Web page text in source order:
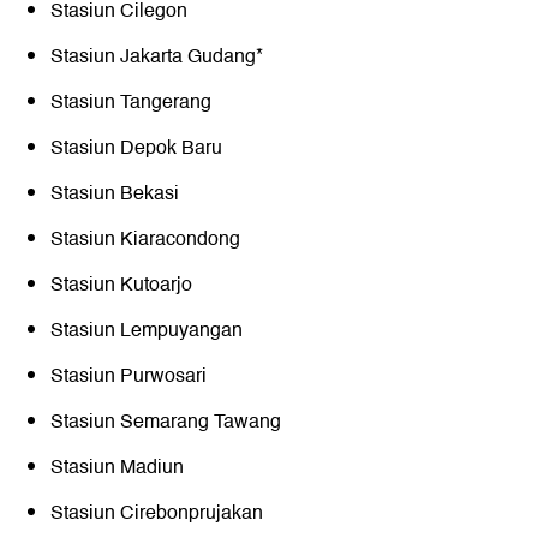
Stasiun Cilegon
Stasiun Jakarta Gudang*
Stasiun Tangerang
Stasiun Depok Baru
Stasiun Bekasi
Stasiun Kiaracondong
Stasiun Kutoarjo
Stasiun Lempuyangan
Stasiun Purwosari
Stasiun Semarang Tawang
Stasiun Madiun
Stasiun Cirebonprujakan